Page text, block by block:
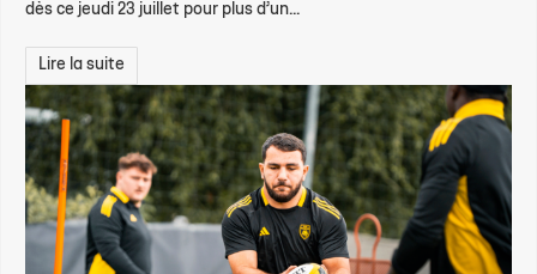
dès ce jeudi 23 juillet pour plus d’un...
Lire la suite